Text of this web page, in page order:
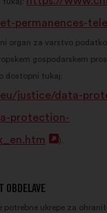
novem
zavihku
permanences-
organ za varstvo
gospodarskem
dostopni tukaj:
justice/data-
protection-
Odpri
zavihku
).
OBDELAVE
potrebne ukrepe za